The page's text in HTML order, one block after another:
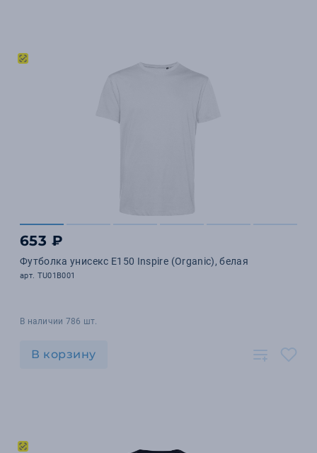
653 ₽
Футболка унисекс E150 Inspire (Organic), белая
арт. TU01B001
В наличии 786 шт.
В корзину